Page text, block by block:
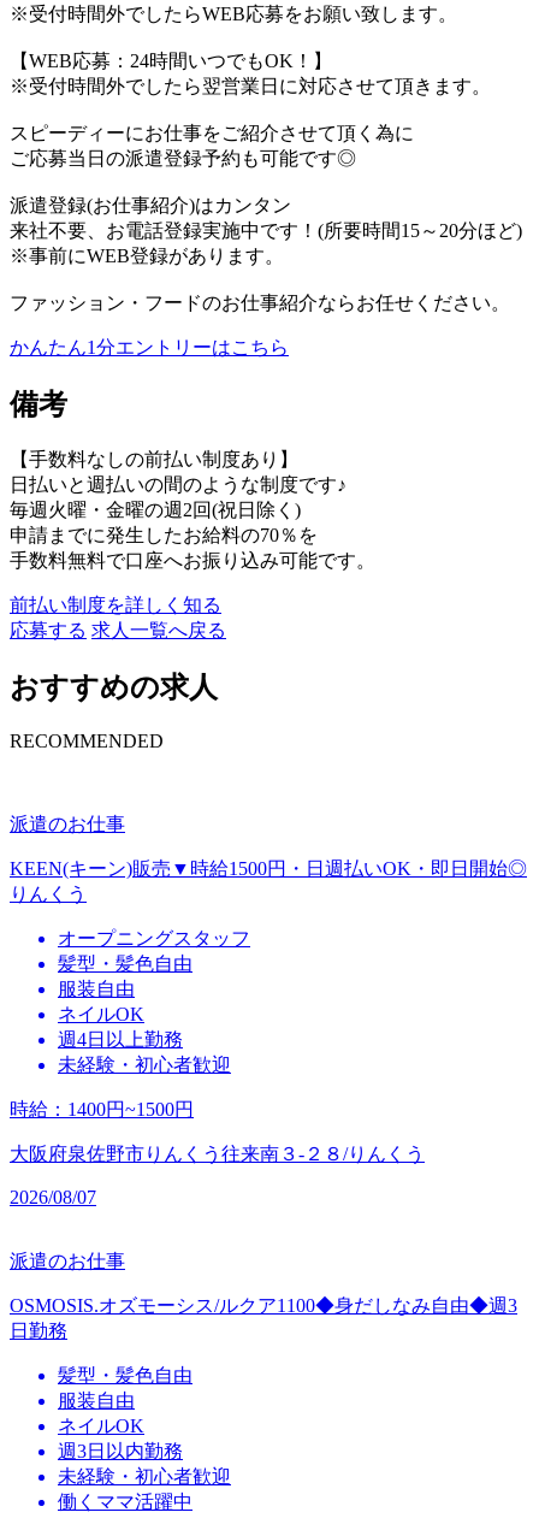
※受付時間外でしたらWEB応募をお願い致します。
【WEB応募：24時間いつでもOK！】
※受付時間外でしたら翌営業日に対応させて頂きます。
スピーディーにお仕事をご紹介させて頂く為に
ご応募当日の派遣登録予約も可能です◎
派遣登録(お仕事紹介)はカンタン
来社不要、お電話登録実施中です！(所要時間15～20分ほど)
※事前にWEB登録があります。
ファッション・フードのお仕事紹介ならお任せください。
かんたん1分エントリーはこちら
備考
【手数料なしの前払い制度あり】
日払いと週払いの間のような制度です♪
毎週火曜・金曜の週2回(祝日除く)
申請までに発生したお給料の70％を
手数料無料で口座へお振り込み可能です。
前払い制度を詳しく知る
応募する 求人一覧へ戻る
おすすめの求人
RECOMMENDED
派遣のお仕事
KEEN(キーン)販売▼時給1500円・日週払いOK・即日開始◎
りんくう
オープニングスタッフ
髪型・髪色自由
服装自由
ネイルOK
週4日以上勤務
未経験・初心者歓迎
時給 ： 1400円~1500円
大阪府泉佐野市りんくう往来南３‐２８/りんくう
2026/08/07
派遣のお仕事
OSMOSIS.オズモーシス/ルクア1100◆身だしなみ自由◆週3
日勤務
髪型・髪色自由
服装自由
ネイルOK
週3日以内勤務
未経験・初心者歓迎
働くママ活躍中